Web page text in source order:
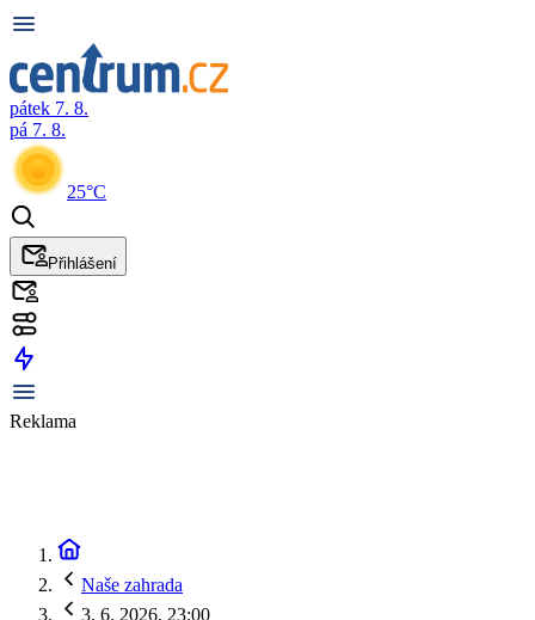
pátek 7. 8.
pá 7. 8.
25°C
Přihlášení
Reklama
Naše zahrada
3. 6. 2026, 23:00